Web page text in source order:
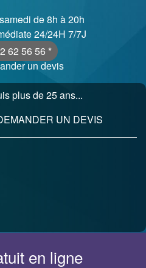
de 8h à 20h
24/24H 7/7J
62 56 56 *
un devis
plus de 25 ans...
UN DEVIS
en ligne